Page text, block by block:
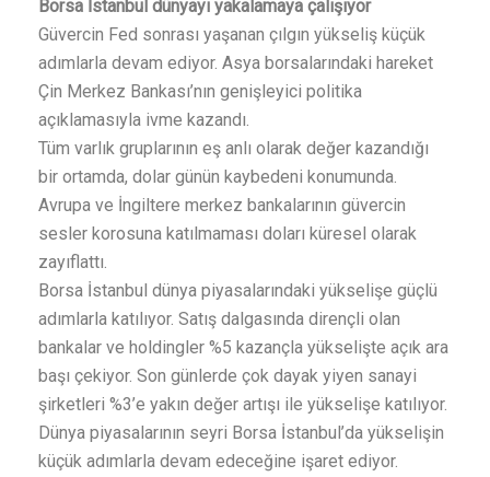
Borsa İstanbul dünyayı yakalamaya çalışıyor
Güvercin Fed sonrası yaşanan çılgın yükseliş küçük
adımlarla devam ediyor. Asya borsalarındaki hareket
Çin Merkez Bankası’nın genişleyici politika
açıklamasıyla ivme kazandı.
Tüm varlık gruplarının eş anlı olarak değer kazandığı
bir ortamda, dolar günün kaybedeni konumunda.
Avrupa ve İngiltere merkez bankalarının güvercin
sesler korosuna katılmaması doları küresel olarak
zayıflattı.
Borsa İstanbul dünya piyasalarındaki yükselişe güçlü
adımlarla katılıyor. Satış dalgasında dirençli olan
bankalar ve holdingler %5 kazançla yükselişte açık ara
başı çekiyor. Son günlerde çok dayak yiyen sanayi
şirketleri %3’e yakın değer artışı ile yükselişe katılıyor.
Dünya piyasalarının seyri Borsa İstanbul’da yükselişin
küçük adımlarla devam edeceğine işaret ediyor.